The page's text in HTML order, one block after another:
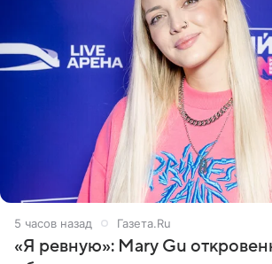
5 часов назад Газета.Ru
«Я ревную»: Mary Gu